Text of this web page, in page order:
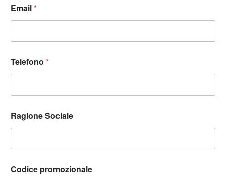
Email*
Telefono *
Ragione Sociale
Codice promozionale